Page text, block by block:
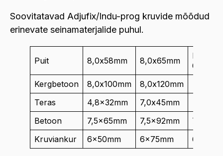
Soovitatavad Adjufix/Indu-prog kruvide mõõdud
erinevate seinamaterjalide puhul.
Puit 8,0x58mm 8,0x65mm
light
Kergbetoon
8,0x100mm
8,0x120mm
Teras
4,8x32mm
7,0x45mm
Betoon
7,5x65mm 7,5x92mm
Kruviankur
6x50mm 6x75mm